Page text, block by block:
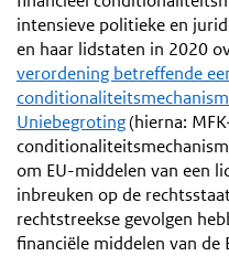
intensieve politieke en
en haar lidstaten in 2020
verordening betreffende
Uniebegroting(hierna:
om EU-middelen van een
inbreuken op de
rechtstreekse gevolgen
financiële middelen van de